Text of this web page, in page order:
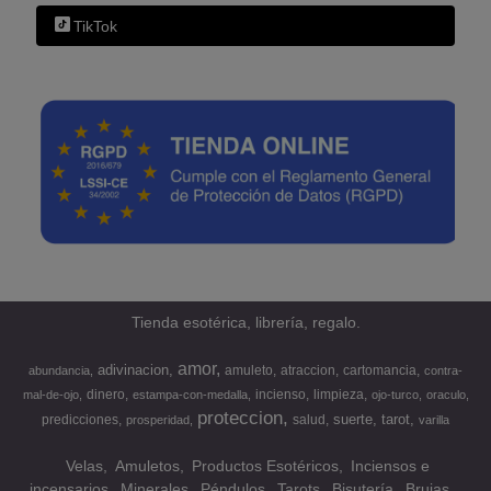
TikTok
Tienda esotérica, librería, regalo.
abundancia adivinacion amor amuleto atraccion cartomancia
contra-
mal-de-ojo
dinero estampa-con-medalla incienso limpieza ojo-turco oraculo
predicciones prosperidad proteccion salud suerte tarot varilla
Velas Amuletos Productos Esotéricos
Inciensos e